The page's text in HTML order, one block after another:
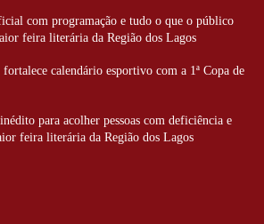
com programação e tudo o que o público
feira literária da Região dos Lagos
calendário esportivo com a 1ª Copa de
para acolher pessoas com deficiência e
feira literária da Região dos Lagos